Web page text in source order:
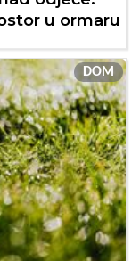
u ormaru
DOM